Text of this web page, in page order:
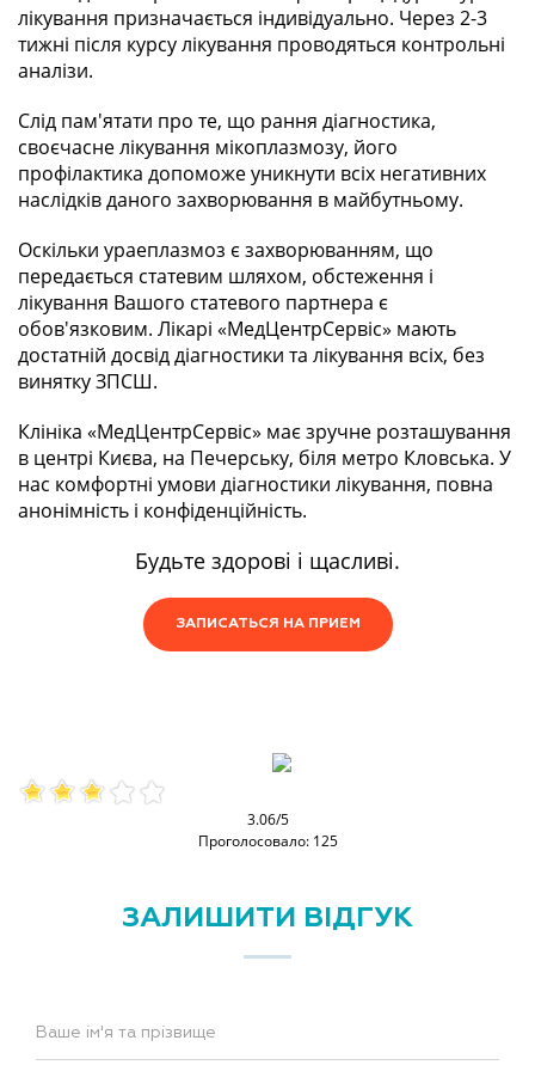
лікування призначається індивідуально. Через 2-3
тижні після курсу лікування проводяться контрольні
аналізи.
Слід пам'ятати про те, що рання діагностика,
своєчасне лікування мікоплазмозу, його
профілактика допоможе уникнути всіх негативних
наслідків даного захворювання в майбутньому.
Оскільки ураеплазмоз є захворюванням, що
передається статевим шляхом, обстеження і
лікування Вашого статевого партнера є
обов'язковим. Лікарі «МедЦентрСервіс» мають
достатній досвід діагностики та лікування всіх, без
винятку ЗПСШ.
Клініка «МедЦентрСервіс» має зручне розташування
в центрі Києва, на Печерську, біля метро Кловська. У
нас комфортні умови діагностики лікування, повна
анонімність і конфіденційність.
Будьте здорові і щасливі.
ЗАПИСАТЬСЯ НА ПРИЕМ
3.06/5
Проголосовало: 125
ЗАЛИШИТИ ВІДГУК